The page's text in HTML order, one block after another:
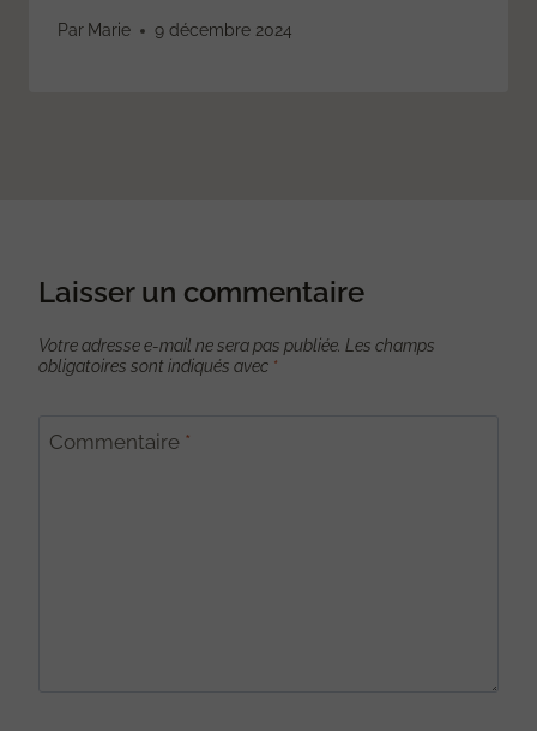
Par Marie 9 décembre 2024
Laisser un commentaire
Votre adresse e-mail ne sera pas publiée. Les champs
obligatoires sont indiqués avec *
Commentaire *